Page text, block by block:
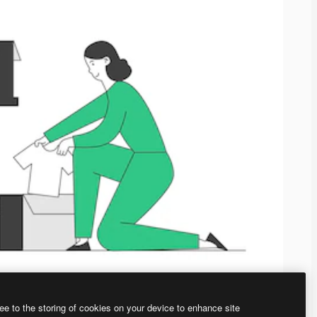
to the storing of cookies on your device to enhance site